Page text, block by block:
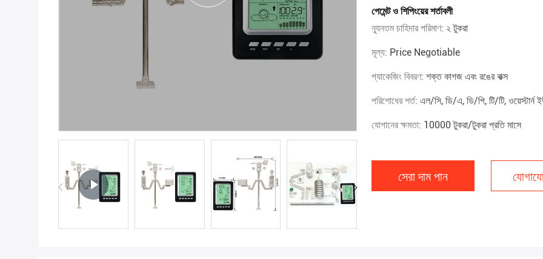
পেমেন্ট ও শিপিংয়ের শর্তাবলী
ন্যূনতম চাহিদার পরিমাণ: ২ টুকরা
মূল্য: Price Negotiable
প্যাকেজিং বিবরণ: শক্ত কাগজ এবং রঙের বাক্স
পরিশোধের শর্ত: এল/সি, ডি/এ, ডি/পি, টি/টি, ওয়েস্টার্ন
যোগানের ক্ষমতা: 10000 টুকরা/টুকরা প্রতি মাসে
সেরা দাম পান